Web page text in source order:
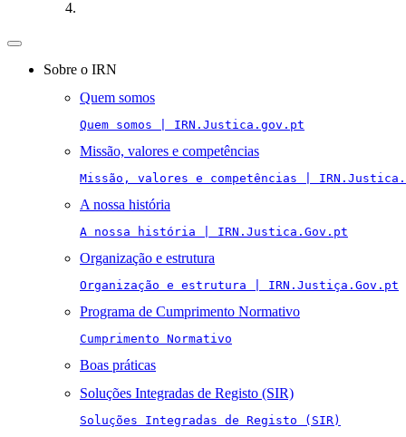
Toggle
navigationSobre o IRN
Quem somos
Quem somos | IRN.Justica.gov.pt
Missão, valores e competências
Missão, valores e competências |
A nossa história
A nossa história | IRN.Justica.Gov.pt
Organização e estrutura
Organização e estrutura | IRN.Justiça.Gov.pt
Programa de Cumprimento Normativo
Cumprimento Normativo
Boas práticas
Soluções Integradas de Registo (SIR)
Soluções Integradas de Registo (SIR)